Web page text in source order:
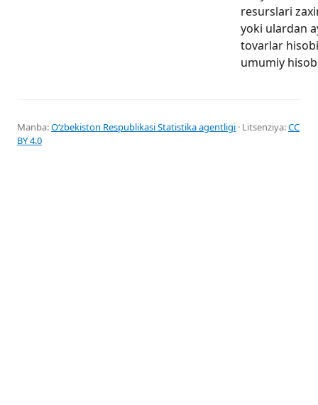
resurslari
yoki ulardan
tovarlar
umumiy
Manba:Oʻzbekiston Respublikasi Statistika agentligi · Litsenziya:CC
BY 4.0